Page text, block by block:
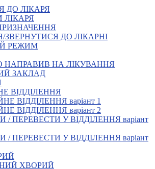
роки УТОГ
роки УТОГ
Історії та спогади ветеранів УТОГ
УТОГ
ваші права, послуги та підтримка:
справи
УТОГ
ДО ЛІКАРЯ
ЗВЕРНУТИСЯ ДО ЛІКАРНІ
РЕЖИМ
НАПРАВИВ НА ЛІКУВАННЯ
ЗАКЛАД
ВІДДІЛЕННЯ
ВІДДІЛЕННЯ варіант 1
ВІДДІЛЕННЯ варіант 2
/ ПЕРЕВЕСТИ У ВІДДІЛЕННЯ варіант
/ ПЕРЕВЕСТИ У ВІДДІЛЕННЯ варіант
ХВОРИЙ